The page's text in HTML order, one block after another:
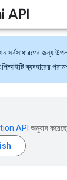
সর্বসাধারণের জন্য
ব্যবহারের
API অনুবাদ